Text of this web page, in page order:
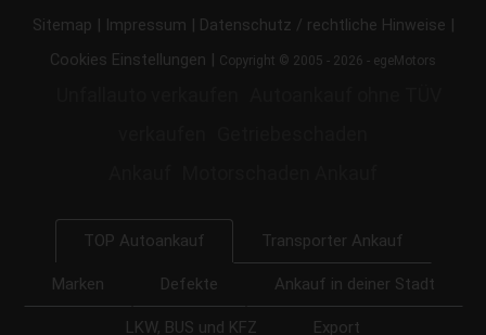
Sitemap | Impressum | Datenschutz / rechtliche Hinweise |
Cookies Einstellungen | Copyright © 2005 - 2026 - egeMotors
TOP Autoankauf Transporter Ankauf
Marken Defekte Ankauf in deiner Stadt
LKW, BUS und KFZ Export